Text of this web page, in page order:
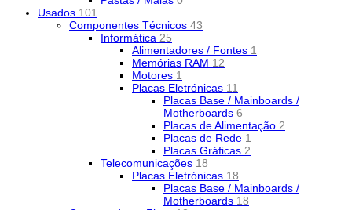
Usados 101
Componentes Técnicos 43
Informática 25
Alimentadores / Fontes 1
Memórias RAM 12
Motores 1
Placas Eletrónicas 11
Placas Base / Mainboards /
Motherboards 6
Placas de Alimentação 2
Placas de Rede 1
Placas Gráficas 2
Telecomunicações 18
Placas Eletrónicas 18
Placas Base / Mainboards /
Motherboards 18